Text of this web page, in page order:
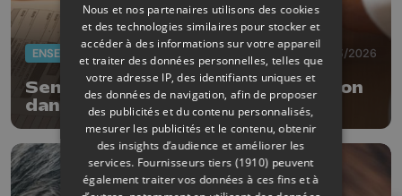
ENSEIGNEMENT 19/03/2026
Semaine de l'argent: sensibilisation
dans les écoles
Nous et nos partenaires utilisons des cookies
et des technologies similaires pour stocker et
accéder à des informations sur votre appareil
et traiter des données personnelles, telles que
votre adresse IP, des identifiants uniques et
des données de navigation, afin de proposer
des publicités et du contenu personnalisés,
mesurer les publicités et le contenu, obtenir
des insights d’audience et améliorer les
services. Fournisseurs tiers (1910) peuvent
également traiter vos données à ces fins et à